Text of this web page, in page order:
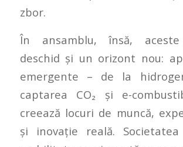
zbor.
În ansamblu, însă, aceste
deschid și un orizont nou:
emergente – de la
captarea CO₂ și e-
creează locuri de muncă,
și inovație reală.